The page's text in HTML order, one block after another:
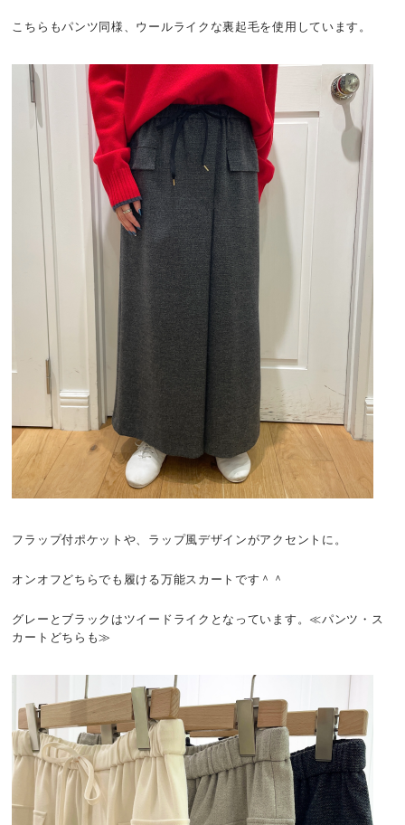
こちらもパンツ同様、ウールライクな裏起毛を使用しています。
フラップ付ポケットや、ラップ風デザインがアクセントに。
オンオフどちらでも履ける万能スカートです＾＾
グレーとブラックはツイードライクとなっています。≪パンツ・ス
カートどちらも≫